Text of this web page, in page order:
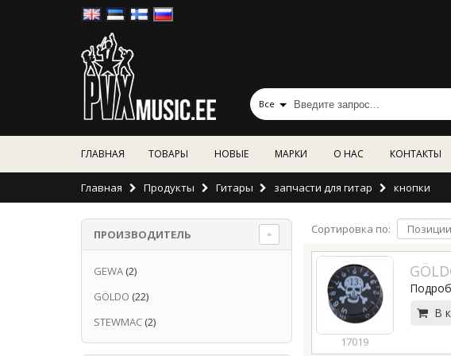
Все
ГЛАВНАЯ ТОВАРЫ НОВЫЕ МАРКИ О НАС КОНТАКТЫ
Главная Продукты Гитары запчасти для гитар кнопки
Сортировка по:
17019
В
ПРОИЗВОДИТЕЛЬ
GEWA (2)
GÖLDO (22)
STEWMAC (2)